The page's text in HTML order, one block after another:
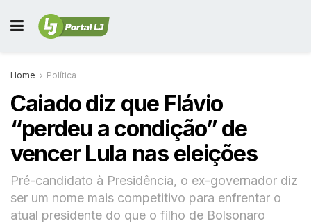
Home Política
Caiado diz que Flávio
“perdeu a condição” de
vencer Lula nas eleições
Pré-candidato à Presidência, o ex-governador diz
ser um nome mais competitivo para enfrentar o
atual presidente do que o filho de Bolsonaro